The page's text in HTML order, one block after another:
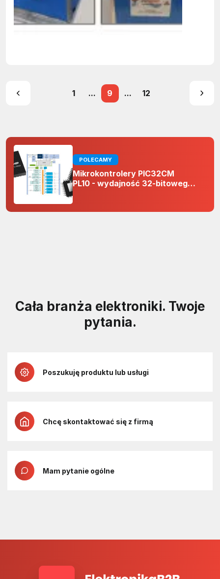
1 ... 9 ... 12
POLECAMY
Mikrokontrolery PIC32CM
PL10 - wydajność 32-bitowego
projektach 5 V
Cała branża elektroniki. Twoje
pytania.
Poszukuję produktu lub usługi
Chcę skontaktować się z firmą
Mam pytanie ogólne